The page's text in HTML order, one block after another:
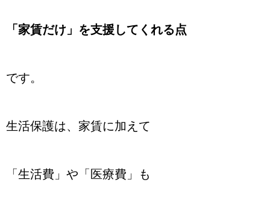
「家賃だけ」を支援してくれる点
です。
生活保護は、家賃に加えて
「生活費」や「医療費」も